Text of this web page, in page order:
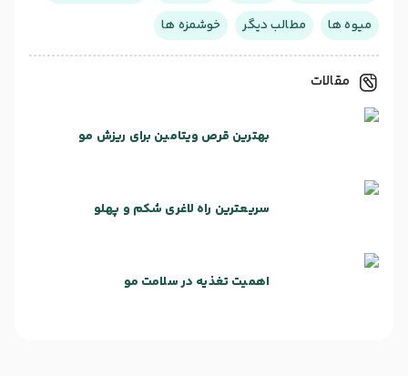
میوه ها
مطالب دیگر خوشمزه ها
مقالات
بهترین قرص ویتامین برای ریزش مو
سریعترین راه لاغری شکم و پهلو
اهمیت تغذیه در سلامت مو